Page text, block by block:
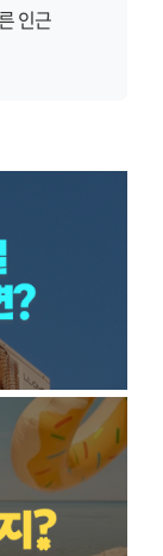
인근